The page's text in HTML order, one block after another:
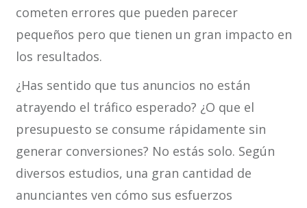
cometen errores que pueden parecer
pequeños pero que tienen un gran impacto en
los resultados.
¿Has sentido que tus anuncios no están
atrayendo el tráfico esperado? ¿O que el
presupuesto se consume rápidamente sin
generar conversiones? No estás solo. Según
diversos estudios, una gran cantidad de
anunciantes ven cómo sus esfuerzos